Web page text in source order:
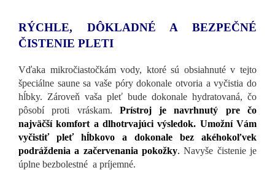
RÝCHLE, DÔKLADNÉ A BEZPEČNÉ
ČISTENIE PLETI
Vďaka mikročiastočkám vody, ktoré sú obsiahnuté v tejto
špeciálne saune sa vaše póry dokonale otvoria a vyčistia do
hĺbky. Zároveň vaša pleť bude dokonale hydratovaná, čo
pôsobí proti vráskam. Prístroj je navrhnutý pre čo
najväčší komfort a dlhotrvajúci výsledok. Umožní Vám
vyčistiť pleť hĺbkovo a dokonale bez akéhokoľvek
podráždenia a začervenania pokožky. Navyše čistenie je
úplne bezbolestné a príjemné.